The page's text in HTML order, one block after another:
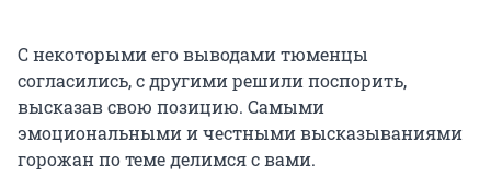
С некоторыми его выводами тюменцы
согласились, с другими решили поспорить,
высказав свою позицию. Самыми
эмоциональными и честными высказываниями
горожан по теме делимся с вами.